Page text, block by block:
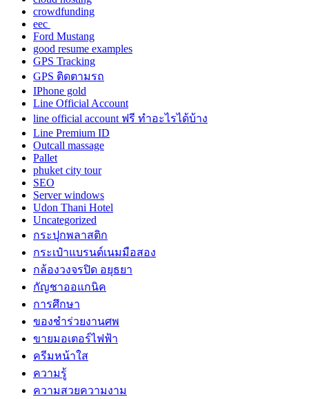
crowdfunding
eec
Ford Mustang
good resume examples
GPS Tracking
GPS ติดตามรถ
IPhone gold
Line Official Account
line official account ฟรี ทําอะไรได้บ้าง
Line Premium ID
Outcall massage
Pallet
phuket city tour
SEO
Server windows
Udon Thani Hotel
Uncategorized
กระปุกพลาสติก
กระเป๋าแบรนด์เนมมือสอง
กล้องวงจรปิด อยุธยา
กัญชาออแกนิค
การศึกษา
ของชำร่วยงานศพ
ขายมอเตอร์ไฟฟ้า
ครีมหน้าใส
ความรู้
ความสวยความงาม